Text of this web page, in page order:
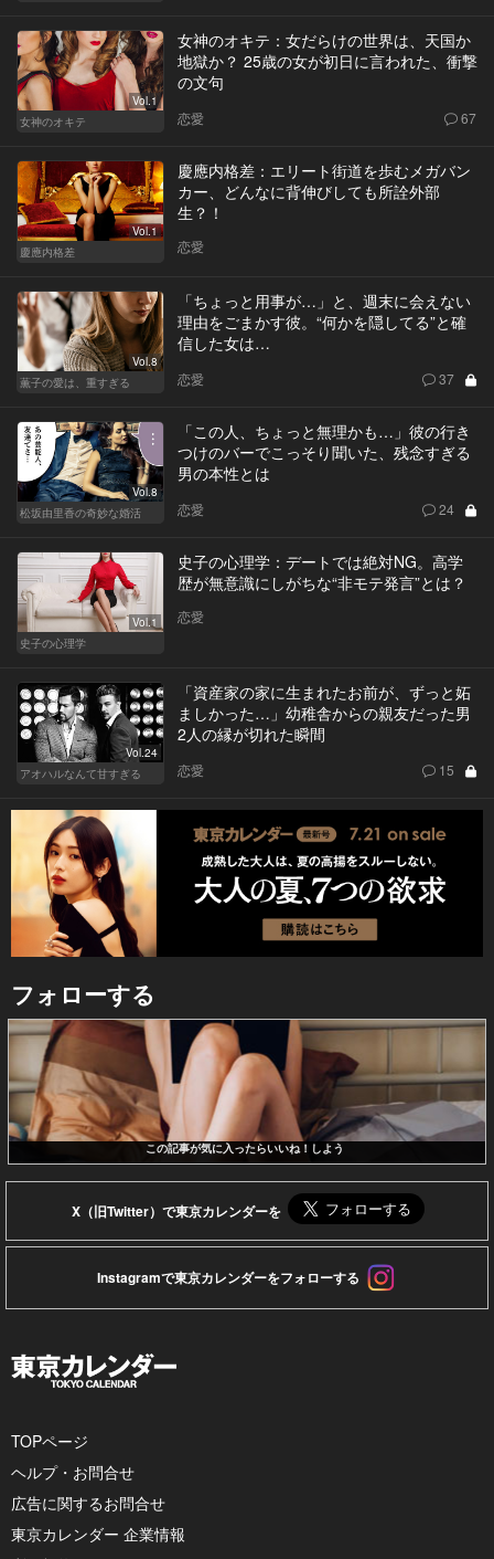
Vol.1
女神のオキテ
女神のオキテ：女だらけの世界は、天国か
地獄か？ 25歳の女が初日に言われた、衝撃
の文句
恋愛 67
Vol.1
慶應内格差
慶應内格差：エリート街道を歩むメガバン
カー、どんなに背伸びしても所詮外部
生？！
恋愛
Vol.8
薫子の愛は、重すぎる
「ちょっと用事が…」と、週末に会えない
理由をごまかす彼。“何かを隠してる”と確
信した女は…
恋愛 37
Vol.8
松坂由里香の奇妙な婚活
「この人、ちょっと無理かも…」彼の行き
つけのバーでこっそり聞いた、残念すぎる
男の本性とは
恋愛 24
Vol.1
史子の心理学
史子の心理学：デートでは絶対NG。高学
歴が無意識にしがちな“非モテ発言”とは？
恋愛
Vol.24
アオハルなんて甘すぎる
「資産家の家に生まれたお前が、ずっと妬
ましかった…」幼稚舎からの親友だった男
2人の縁が切れた瞬間
恋愛 15
フォローする
この記事が気に入ったらいいね！しよう
X（旧Twitter）で東京カレンダーを
Instagramで東京カレンダーをフォローする
TOPページ
ヘルプ・お問合せ
広告に関するお問合せ
東京カレンダー 企業情報